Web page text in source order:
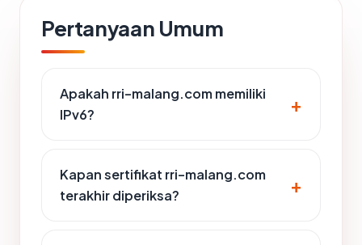
Pertanyaan Umum
Apakah rri-malang.com memiliki
IPv6?
Kapan sertifikat rri-malang.com
terakhir diperiksa?